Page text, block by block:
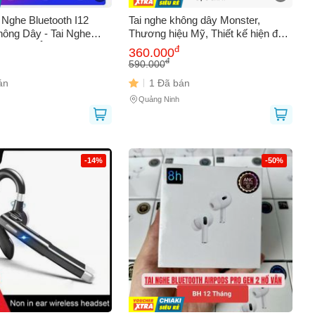
Nghe Bluetooth I12
Dây - Tai Nghe
Tay, Âm Thanh
Kế Nhỏ Gọn, Thời
Tai nghe không dây Monster,
Thương hiệu Mỹ, Thiết kế hiện đại,
Chất âm mạnh mẽ, Độ trễ thấp, Pin
bền
360.000đ
590.000đ
1 Đã bán
Quảng Ninh
-14% -50%